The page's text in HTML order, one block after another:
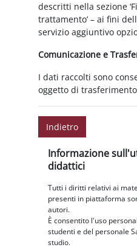
descritti nella sezione
trattamento’ – ai fini
servizio aggiuntivo
Comunicazione e
I dati raccolti sono
oggetto di
Indietro
Blocchi
Informazione
didattici
Tutti i diritti relativi ai
presenti in piattaforma
autori.
È consentito l'uso
studenti e del personale
studio.